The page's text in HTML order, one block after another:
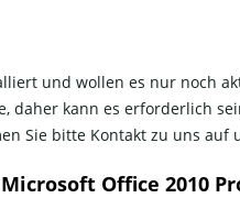
und wollen es nur noch
daher kann es erforderlich
Sie bitte Kontakt zu uns
Office 2010